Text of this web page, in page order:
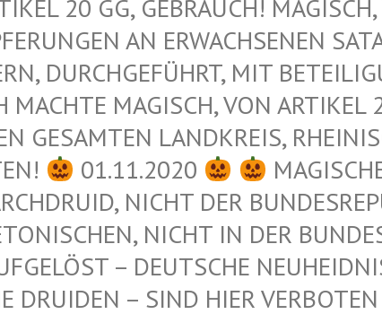
20 GG, GEBRAUCH! MAGISCH,
AN ERWACHSENEN
DURCHGEFÜHRT, MIT
MAGISCH, VON ARTIKEL
LANDKREIS,
01.11.2020
NICHT DER
NICHT IN DER
– DEUTSCHE
– SIND HIER VERBOTEN